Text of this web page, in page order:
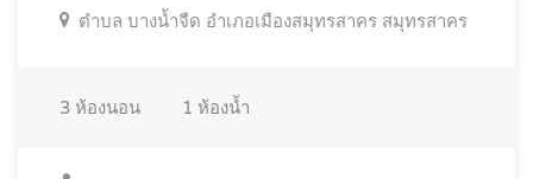
ตำบล บางน้ำจืด อำเภอเมืองสมุทรสาคร สมุทรสาคร
3 ห้องนอน 1 ห้องน้ำ